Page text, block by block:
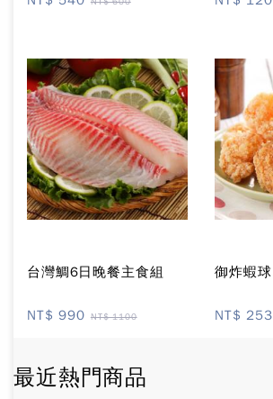
台灣鯛6日晚餐主食組
NT$ 990 NT$ 1100
御炸蝦球
NT$ 253
最近熱門商品